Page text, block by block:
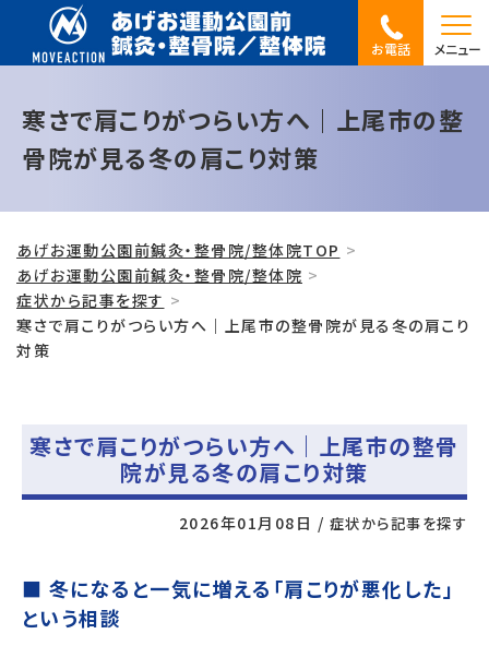
お電話 メニュー
寒さで肩こりがつらい方へ｜上尾市の整
骨院が見る冬の肩こり対策
あげお運動公園前鍼灸・整骨院/整体院TOP
あげお運動公園前鍼灸・整骨院/整体院
症状から記事を探す
寒さで肩こりがつらい方へ｜上尾市の整骨院が見る冬の肩こり
対策
寒さで肩こりがつらい方へ｜上尾市の整骨
院が見る冬の肩こり対策
2026年01月08日 / 症状から記事を探す
■ 冬になると一気に増える「肩こりが悪化した」
という相談